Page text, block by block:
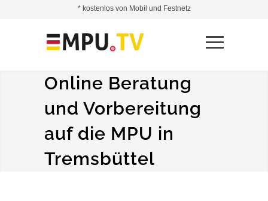
Online Beratung
und Vorbereitung
auf die MPU in
Tremsbüttel
* kostenlos von Mobil und Festnetz